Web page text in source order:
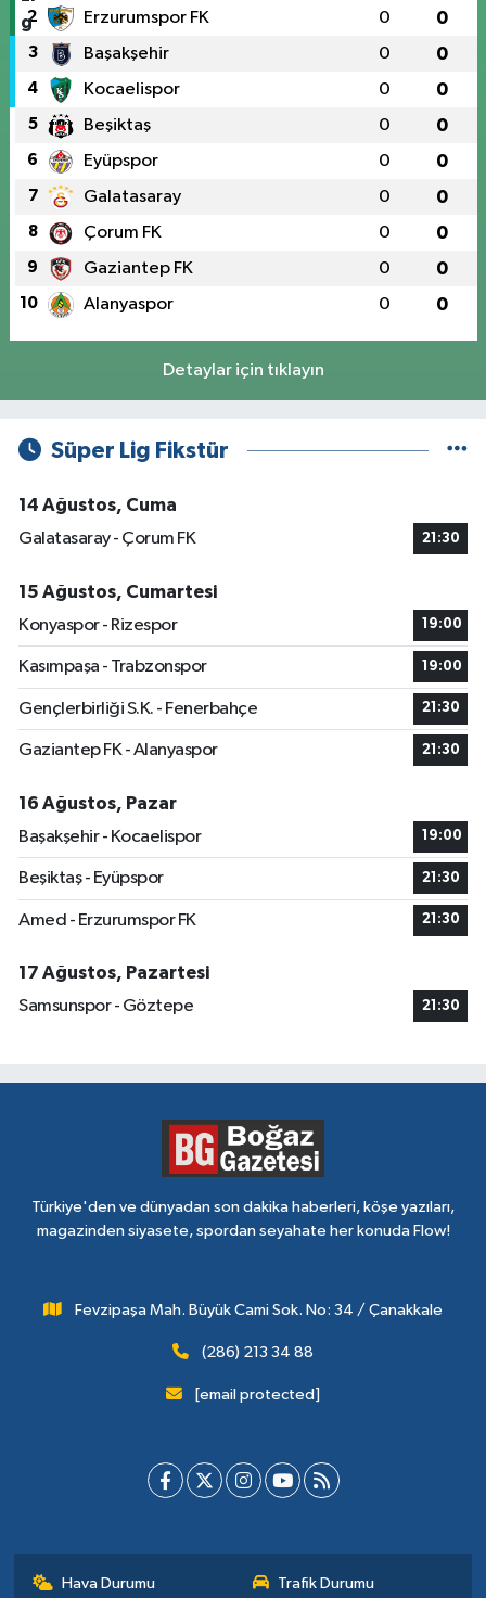
2 Erzurumspor FK 0 0
3 Başakşehir 0 0
4 Kocaelispor 0 0
5 Beşiktaş 0 0
6 Eyüpspor 0 0
7 Galatasaray 0 0
8 Çorum FK 0 0
9 Gaziantep FK 0 0
10 Alanyaspor 0 0
Detaylar için tıklayın
Süper Lig Fikstür
14 Ağustos, Cuma
Galatasaray - Çorum FK
21:30
15 Ağustos, Cumartesi
Konyaspor - Rizespor
19:00
Kasımpaşa - Trabzonspor 19:00
Gençlerbirliği S.K. - Fenerbahçe 21:30
Gaziantep FK - Alanyaspor 21:30
16 Ağustos, Pazar
Başakşehir - Kocaelispor
19:00
Beşiktaş - Eyüpspor 21:30
Amed - Erzurumspor FK 21:30
17 Ağustos, Pazartesi
Samsunspor - Göztepe
21:30
Türkiye'den ve dünyadan son dakika haberleri, köşe yazıları,
magazinden siyasete, spordan seyahate her konuda Flow!
Fevzipaşa Mah. Büyük Cami Sok. No: 34 / Çanakkale
(286) 213 34 88
[email protected]
Hava Durumu Trafik Durumu